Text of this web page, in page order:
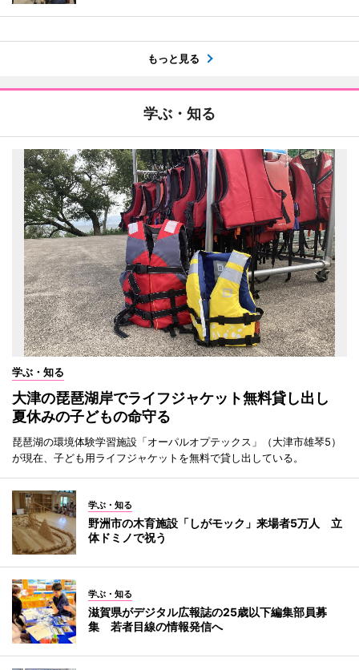
もっと見る
学ぶ・知る
学ぶ・知る
大津の琵琶湖岸でライフジャケット無料貸し出し
夏休みの子どもの命守る
琵琶湖の環境体験学習施設「オーパルオプテックス」（大津市雄琴5）
が現在、子ども用ライフジャケットを無料で貸し出している。
学ぶ・知る
野洲市の木育施設「しがモック」来場者5万人 立
体ドミノで祝う
学ぶ・知る
滋賀県がデジタル広報誌の25歳以下編集部員募
集 若者目線の情報発信へ